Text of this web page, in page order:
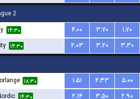
2
۱۴:۳۰ ۴.۰۰ ۳.۷۰
۱.۷۰
۱۴:۳۰ ۲.۰۳ ۳.۲۰
۳.۳۰
۱۸:۳۰ ۱.۵۱ ۴.۳۳
۵.۰۰
۱۴:۳۰ ۲.۱۴ ۳.۵۰
۲.۹۰